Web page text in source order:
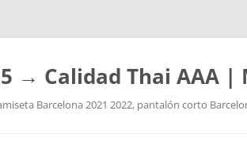
→ Calidad Thai AAA
Barcelona 2021 2022, pantalón corto